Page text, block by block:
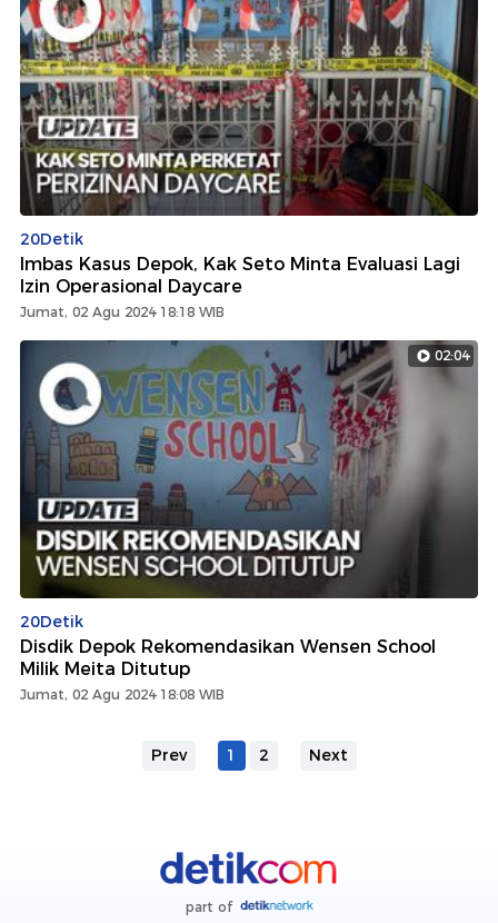
20Detik
Imbas Kasus Depok, Kak Seto Minta Evaluasi Lagi
Izin Operasional Daycare
Jumat, 02 Agu 2024 18:18 WIB
02:04
20Detik
Disdik Depok Rekomendasikan Wensen School
Milik Meita Ditutup
Jumat, 02 Agu 2024 18:08 WIB
Prev 1 2 Next
part of